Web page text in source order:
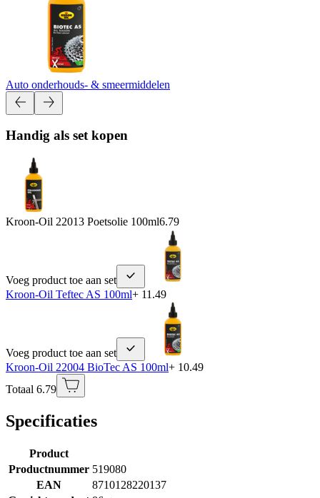
Auto onderhouds- & smeermiddelen
Handig als set kopen
Kroon-Oil 22013 Poetsolie 100ml6.79
Voeg product toe aan set
Kroon-Oil Teftec AS 100ml+ 11.49
Voeg product toe aan set
Kroon-Oil 22004 BioTec AS 100ml+ 10.49
Totaal 6.79
Specificaties
Product
Productnummer 519080
EAN
8710128220137